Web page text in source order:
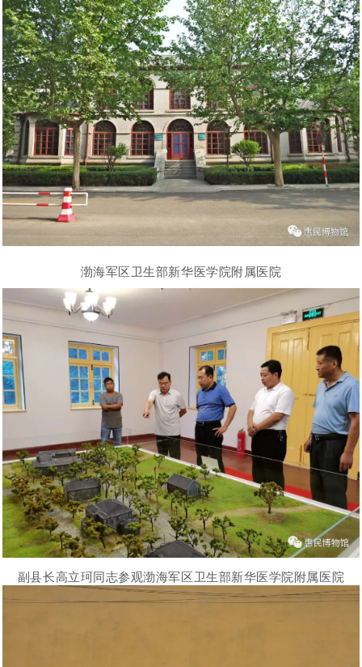
渤海军区卫生部新华医学院附属医院
副县长高立珂同志参观渤海军区卫生部新华医学院附属医院